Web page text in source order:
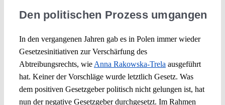
Den politischen Prozess umgangen
In den vergangenen Jahren gab es in Polen immer wieder
Gesetzesinitiativen zur Verschärfung des
Abtreibungsrechts, wie Anna Rakowska-Trela ausgeführt
hat. Keiner der Vorschläge wurde letztlich Gesetz. Was
dem positiven Gesetzgeber politisch nicht gelungen ist, hat
nun der negative Gesetzgeber durchgesetzt. Im Rahmen